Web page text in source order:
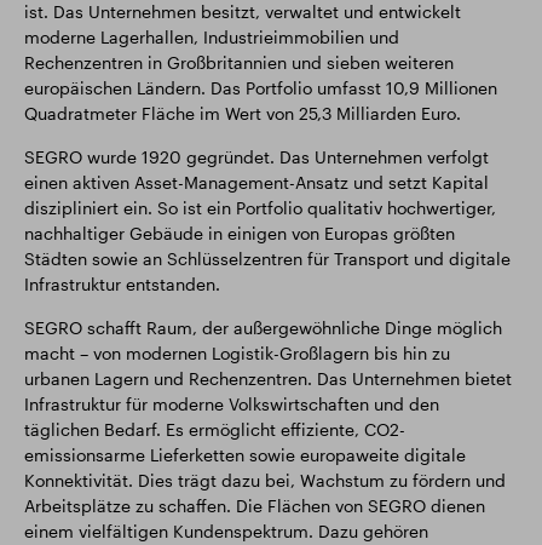
ist. Das Unternehmen besitzt, verwaltet und entwickelt
moderne Lagerhallen, Industrieimmobilien und
Rechenzentren in Großbritannien und sieben weiteren
europäischen Ländern. Das Portfolio umfasst 10,9 Millionen
Quadratmeter Fläche im Wert von 25,3 Milliarden Euro.
SEGRO wurde 1920 gegründet. Das Unternehmen verfolgt
einen aktiven Asset-Management-Ansatz und setzt Kapital
diszipliniert ein. So ist ein Portfolio qualitativ hochwertiger,
nachhaltiger Gebäude in einigen von Europas größten
Städten sowie an Schlüsselzentren für Transport und digitale
Infrastruktur entstanden.
SEGRO schafft Raum, der außergewöhnliche Dinge möglich
macht – von modernen Logistik-Großlagern bis hin zu
urbanen Lagern und Rechenzentren. Das Unternehmen bietet
Infrastruktur für moderne Volkswirtschaften und den
täglichen Bedarf. Es ermöglicht effiziente, CO2-
emissionsarme Lieferketten sowie europaweite digitale
Konnektivität. Dies trägt dazu bei, Wachstum zu fördern und
Arbeitsplätze zu schaffen. Die Flächen von SEGRO dienen
einem vielfältigen Kundenspektrum. Dazu gehören